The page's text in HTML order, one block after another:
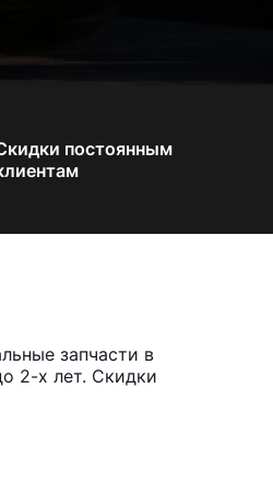
постоянным
запчасти в
2-х лет. Скидки